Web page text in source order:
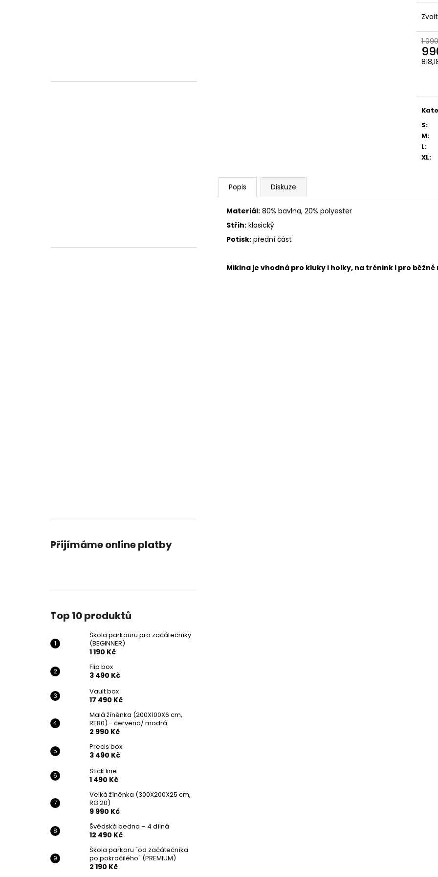
Přijímáme online platby
Top 10 produktů
Škola parkouru pro začátečníky
(BEGINNER)
1 190 Kč
Flip box
3 490 Kč
Vault box
17 490 Kč
Malá žíněnka (200X100X6 cm,
RE80) - červená/ modrá
2 990 Kč
Precis box
3 490 Kč
Stick line
1 490 Kč
Velká žíněnka (300X200X25 cm,
RG 20)
9 990 Kč
Švédská bedna – 4 dílná
12 490 Kč
Škola parkoru "od začátečníka
po pokročilého" (PREMIUM)
2 190 Kč
1
S:
M:
L:
XL:
Popis Diskuze
Materiál: 80% bavlna, 20% polyester
Střih: klasický
Potisk: přední část
Mikina je vhodná pro kluky i holky, na trénink i pro běžné